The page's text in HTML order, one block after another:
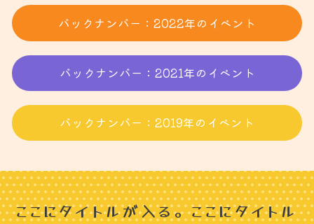
バックナンバー：2022年のイベント
バックナンバー：2021年のイベント
バックナンバー：2019年のイベント
ここにタイトルが入る。ここにタイトル